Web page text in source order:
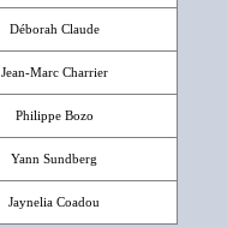
Déborah Claude
Jean-Marc Charrier
Philippe Bozo
Yann Sundberg
Jaynelia Coadou